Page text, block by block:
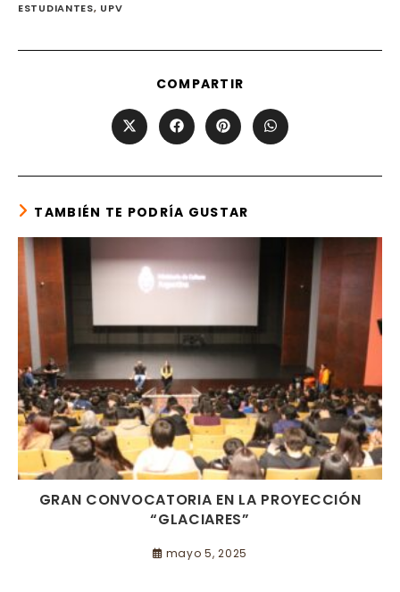
ESTUDIANTES, UPV
COMPARTIR
CONTENT
Opens
in
window
Opens
in
window
Opens
in
window
Opens
in
window
TAMBIÉN TE PODRÍA GUSTAR
GRAN CONVOCATORIA EN LA PROYECCIÓN
“GLACIARES”
mayo 5, 2025